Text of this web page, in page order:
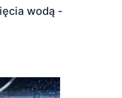
wodą -